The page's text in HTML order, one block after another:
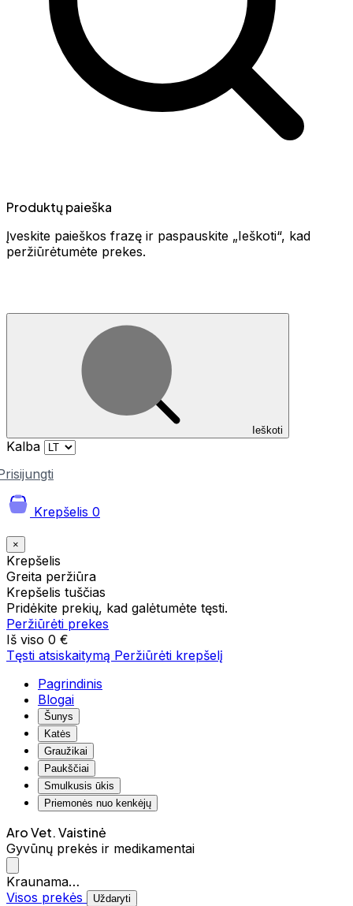
Produktų paieška
Įveskite paieškos frazę ir paspauskite „Ieškoti“, kad
peržiūrėtumėte prekes.
Ieškoti
Kalba
Krepšelis 0
×
Krepšelis
Greita peržiūra
Krepšelis tuščias
Pridėkite prekių, kad galėtumėte tęsti.
Peržiūrėti prekes
Iš viso 0 €
Tęsti atsiskaitymą Peržiūrėti krepšelį
Pagrindinis
Blogai
Šunys
Katės
Graužikai
Paukščiai
Smulkusis ūkis
Priemonės nuo kenkėjų
Aro Vet. Vaistinė
Gyvūnų prekės ir medikamentai
Kraunama…
Visos prekės
Uždaryti